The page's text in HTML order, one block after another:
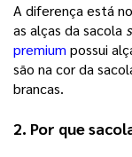
A diferença está
as alças da sacola
premium possui
são na cor da
brancas.
2. Por que